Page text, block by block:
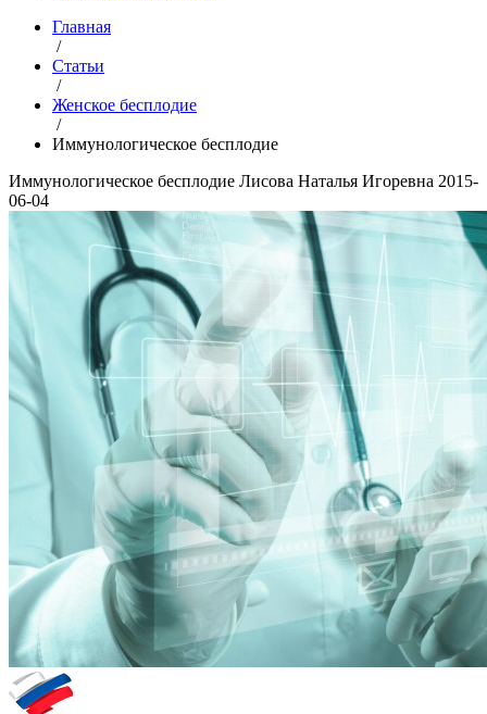
Главная
/
Статьи
/
Женское бесплодие
/
Иммунологическое бесплодие
Иммунологическое бесплодие Лисова Наталья Игоревна 2015-
06-04